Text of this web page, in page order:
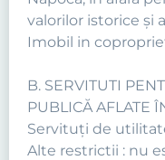
valorilor istorice şi
Imobil in
B. SERVITUTI
PUBLICĂ AFLATE
Servituţi de
Alte restrictii : nu